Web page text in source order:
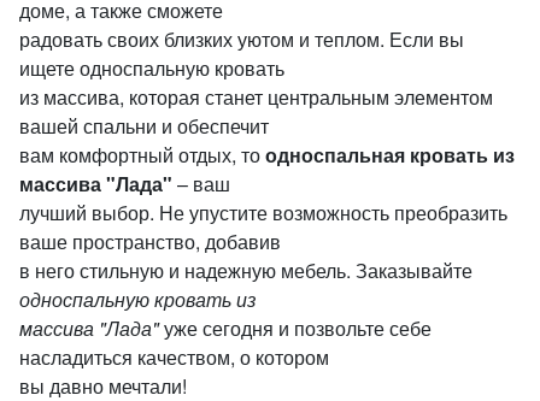
доме, а также сможете
радовать своих близких уютом и теплом. Если вы
ищете односпальную кровать
из массива, которая станет центральным элементом
вашей спальни и обеспечит
вам комфортный отдых, тоодноспальная кровать из
массива "Лада" – ваш
лучший выбор. Не упустите возможность преобразить
ваше пространство, добавив
в него стильную и надежную мебель. Заказывайте
односпальную кровать из
массива "Лада"уже сегодня и позвольте себе
насладиться качеством, о котором
вы давно мечтали!